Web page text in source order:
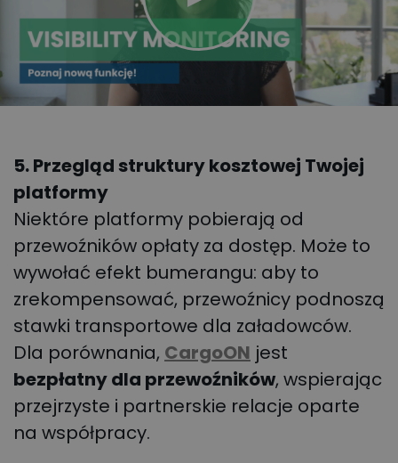
5. Przegląd struktury kosztowej Twojej
platformy
Niektóre platformy pobierają od
przewoźników opłaty za dostęp. Może to
wywołać efekt bumerangu: aby to
zrekompensować, przewoźnicy podnoszą
stawki transportowe dla załadowców.
Dla porównania, CargoON jest
bezpłatny dla przewoźników, wspierając
przejrzyste i partnerskie relacje oparte
na współpracy.